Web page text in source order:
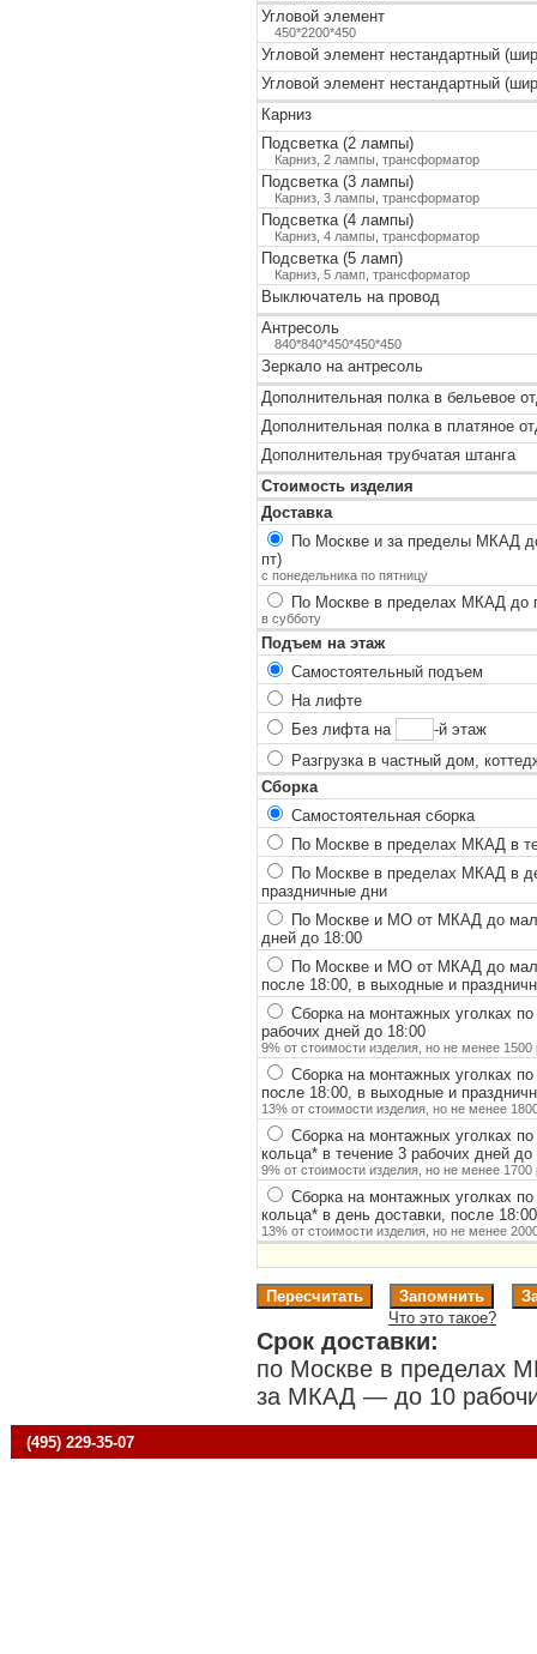
Угловой элемент
450*2200*450
Угловой элемент нестандартный
Угловой элемент нестандартный
Карниз
Подсветка (2 лампы)
Карниз, 2 лампы, трансформатор
Подсветка (3 лампы)
Карниз, 3 лампы, трансформатор
Подсветка (4 лампы)
Карниз, 4 лампы, трансформатор
Подсветка (5 ламп)
Карниз, 5 ламп, трансформатор
Выключатель на провод
Антресоль
840*840*450*450*450
Зеркало на антресоль
Дополнительная полка в бельевое
Дополнительная полка в платяное
Дополнительная трубчатая штанга
Стоимость изделия
Доставка
По Москве и за пределы МКАД
пт)
с понедельника по пятницу
По Москве в пределах МКАД до
в субботу
Подъем на этаж
Самостоятельный подъем
На лифте
Без лифта на
-й этаж
Разгрузка в частный дом,
Сборка
Самостоятельная сборка
По Москве в пределах МКАД в
По Москве в пределах МКАД в
праздничные дни
По Москве и МО от МКАД до
дней до 18:00
По Москве и МО от МКАД до
после 18:00, в выходные и
Сборка на монтажных уголках
рабочих дней до 18:00
9% от стоимости изделия, но не менее 1500
Сборка на монтажных уголках
после 18:00, в выходные и
13% от стоимости изделия, но не менее
Сборка на монтажных уголках
кольца*в течение 3 рабочих дней до
9% от стоимости изделия, но не менее 1700
Сборка на монтажных уголках
кольца*в день доставки, после
13% от стоимости изделия, но не менее
Что это такое?
Срок доставки:
по Москве в пределах
за МКАД — до 10
(495) 229-35-07